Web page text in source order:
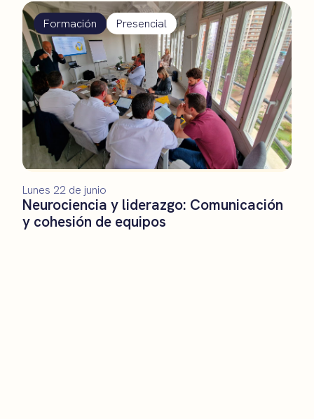
Formación Presencial
Neurociencia y liderazgo: Comunicación
y cohesión de equipos
Lunes 22 de junio